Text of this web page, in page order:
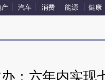
产 汽车 消费 能源 健康
：六年内实现